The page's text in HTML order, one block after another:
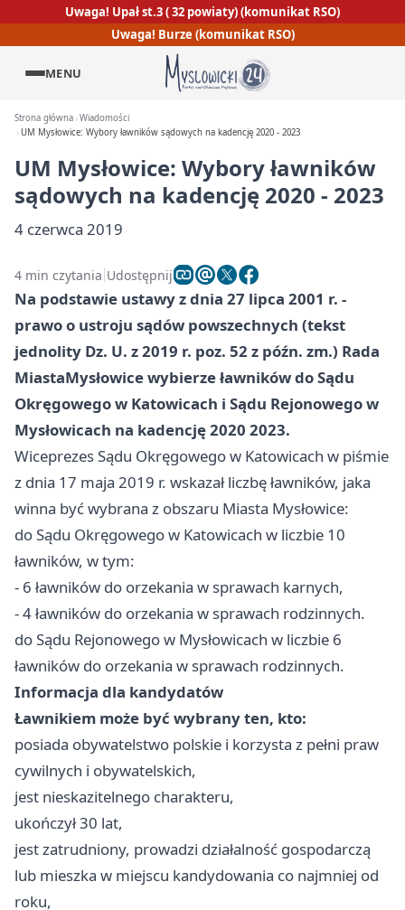
Uwaga! Upał st.3 ( 32 powiaty) (komunikat RSO)
Uwaga! Burze (komunikat RSO)
MENU
Strona główna Wiadomości
UM Mysłowice: Wybory ławników sądowych na kadencję 2020 - 2023
UM Mysłowice: Wybory ławników
sądowych na kadencję 2020 - 2023
4 czerwca 2019
4 min czytania Udostępnij
Na podstawie ustawy z dnia 27 lipca 2001 r. -
prawo o ustroju sądów powszechnych (tekst
jednolity Dz. U. z 2019 r. poz. 52 z późn. zm.) Rada
MiastaMysłowicewybierze ławników do Sądu
Okręgowego w Katowicach i Sądu Rejonowego w
Mysłowicach na kadencję 2020 2023.
Wiceprezes Sądu Okręgowego w Katowicach w piśmie
z dnia 17 maja 2019 r. wskazał liczbę ławników, jaka
winna być wybrana z obszaru Miasta Mysłowice:
do Sądu Okręgowego w Katowicach w liczbie 10
ławników, w tym:
- 6 ławników do orzekania w sprawach karnych,
- 4 ławników do orzekania w sprawach rodzinnych.
do Sądu Rejonowego w Mysłowicach w liczbie 6
ławników do orzekania w sprawach rodzinnych.
Informacja dla kandydatów
Ławnikiem może być wybrany ten, kto:
posiada obywatelstwo polskie i korzysta z pełni praw
cywilnych i obywatelskich,
jest nieskazitelnego charakteru,
ukończył 30 lat,
jest zatrudniony, prowadzi działalność gospodarczą
lub mieszka w miejscu kandydowania co najmniej od
roku,